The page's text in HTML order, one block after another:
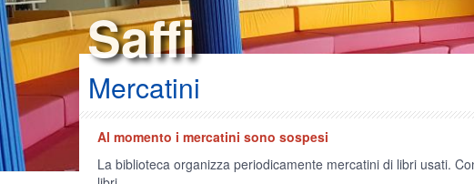
Saffi
Mercatini
Al momento i mercatini sono sospesi
La biblioteca organizza periodicamente mercatini di libri usati.